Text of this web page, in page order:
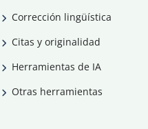
Corrección lingüística
Citas y originalidad
Herramientas de IA
Otras herramientas